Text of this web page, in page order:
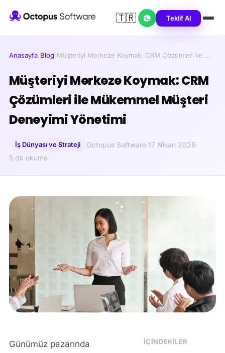
🇹🇷 Teklif Al
Anasayfa/Blog/Müşteriyi Merkeze Koymak: CRM Çözümleri ile …
Müşteriyi Merkeze Koymak: CRM
Çözümleri ile Mükemmel Müşteri
Deneyimi Yönetimi
İş Dünyası ve Strateji Octopus Software·17 Nisan 2026·
5 dk okuma
İÇINDEKILER
Günümüz pazarında